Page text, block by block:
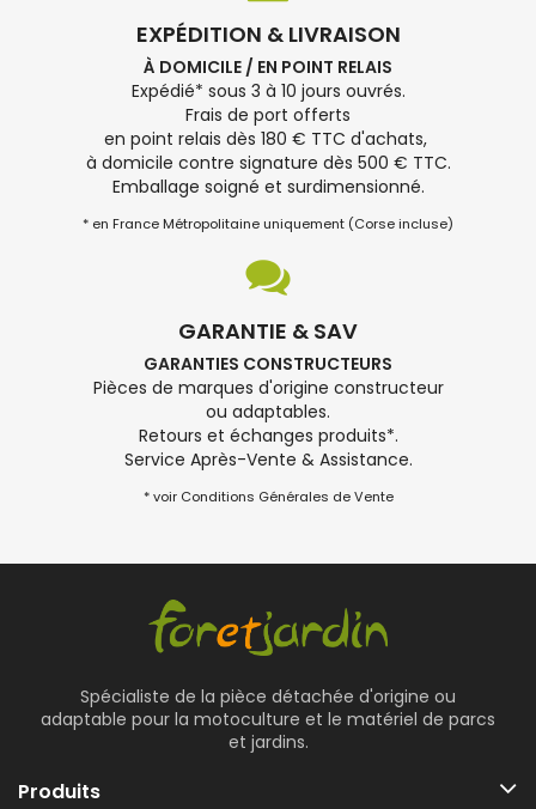
EXPÉDITION & LIVRAISON
À DOMICILE / EN POINT RELAIS
Expédié* sous 3 à 10 jours ouvrés.
Frais de port offerts
en point relais dès 180 € TTC d'achats,
à domicile contre signature dès 500 € TTC.
Emballage soigné et surdimensionné.
* en France Métropolitaine uniquement (Corse incluse)
GARANTIE & SAV
GARANTIES CONSTRUCTEURS
Pièces de marques d'origine constructeur
ou adaptables.
Retours et échanges produits*.
Service Après-Vente & Assistance.
* voir Conditions Générales de Vente
Spécialiste de la pièce détachée d'origine ou
adaptable pour la motoculture et le matériel de parcs
et jardins.
Produits